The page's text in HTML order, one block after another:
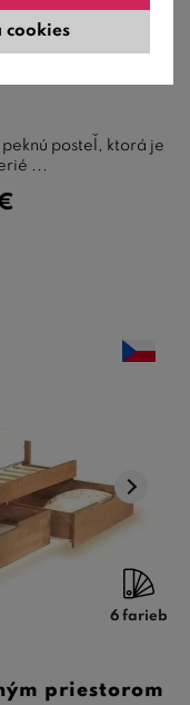
čelom a
posteľ, ktorá je
...
6 farieb
priestorom
cookies